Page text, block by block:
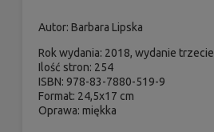
Autor: Barbara Lipska
Rok wydania: 2018, wydanie trzecie
Ilość stron: 254
ISBN: 978-83-7880-519-9
Format: 24,5x17 cm
Oprawa: miękka